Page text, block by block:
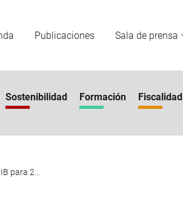
Publicaciones Sala de prensa
Sostenibilidad Formación Fiscalidad
para 2...